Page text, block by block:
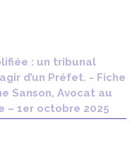
: un tribunal
d’un Préfet. - Fiche
Sanson, Avocat au
– 1er octobre 2025